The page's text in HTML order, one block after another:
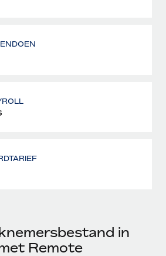
in
Remote